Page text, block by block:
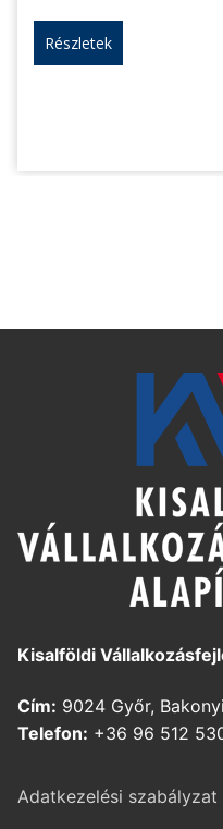
Részletek
Kisalföldi
Cím: 9024 Győr,
Telefon: +36 96 512
Adatkezelési szabályzat